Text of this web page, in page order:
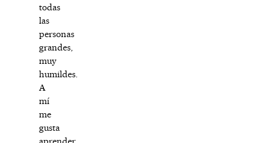
todas
las
personas
grandes,
muy
humildes.
A
mí
me
gusta
aprender